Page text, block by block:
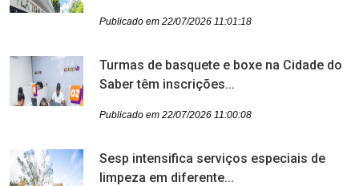
Publicado em 22/07/2026 11:01:18
Turmas de basquete e boxe na Cidade do
Saber têm inscrições...
Publicado em 22/07/2026 11:00:08
Sesp intensifica serviços especiais de
limpeza em diferente...